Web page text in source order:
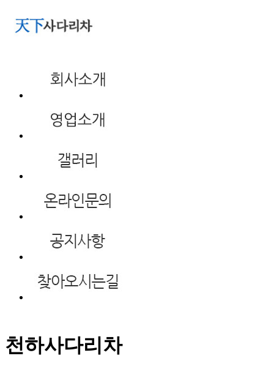
천하사다리차